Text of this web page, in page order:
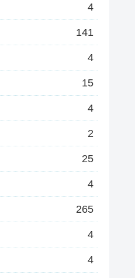
4
141
4
15
4
2
25
4
265
4
4